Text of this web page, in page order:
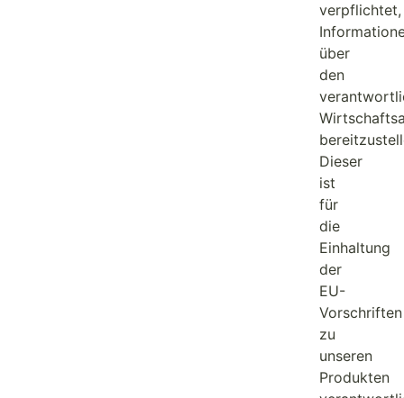
verpflichtet,
über
den
Dieser
ist
für
die
Einhaltung
der
EU-
Vorschriften
zu
unseren
Produkten